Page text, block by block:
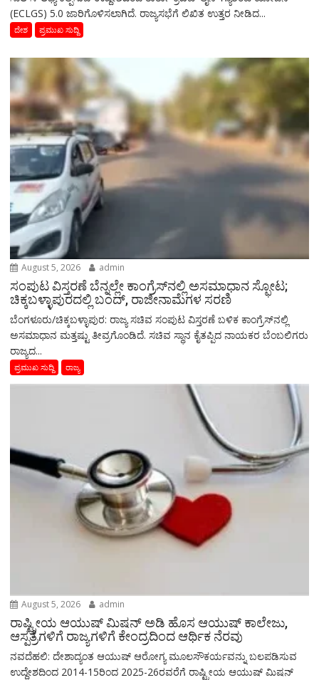
(ECLGS) 5.0 ಜಾರಿಗೊಳಿಸಲಾಗಿದೆ. ರಾಜ್ಯಸಭೆಗೆ ಲಿಖಿತ ಉತ್ತರ ನೀಡಿದ...
ದೇಶ ಪ್ರಮುಖ ಸುದ್ದಿ
August 5, 2026 admin
ಸಂಪುಟ ವಿಸ್ತರಣೆ ಬೆನ್ನಲ್ಲೇ ಕಾಂಗ್ರೆಸ್‌ನಲ್ಲಿ ಅಸಮಾಧಾನ ಸ್ಫೋಟ;
ಚಿಕ್ಕಬಳ್ಳಾಪುರದಲ್ಲಿ ಬಂದ್, ರಾಜೀನಾಮೆಗಳ ಸರಣಿ
ಬೆಂಗಳೂರು/ಚಿಕ್ಕಬಳ್ಳಾಪುರ: ರಾಜ್ಯ ಸಚಿವ ಸಂಪುಟ ವಿಸ್ತರಣೆ ಬಳಿಕ ಕಾಂಗ್ರೆಸ್‌ನಲ್ಲಿ
ಅಸಮಾಧಾನ ಮತ್ತಷ್ಟು ತೀವ್ರಗೊಂಡಿದೆ. ಸಚಿವ ಸ್ಥಾನ ಕೈತಪ್ಪಿದ ನಾಯಕರ ಬೆಂಬಲಿಗರು
ರಾಜ್ಯದ...
ಪ್ರಮುಖ ಸುದ್ದಿ ರಾಜ್ಯ
August 5, 2026 admin
ರಾಷ್ಟ್ರೀಯ ಆಯುಷ್ ಮಿಷನ್ ಅಡಿ ಹೊಸ ಆಯುಷ್ ಕಾಲೇಜು,
ಆಸ್ಪತ್ರೆಗಳಿಗೆ ರಾಜ್ಯಗಳಿಗೆ ಕೇಂದ್ರದಿಂದ ಆರ್ಥಿಕ ನೆರವು
ನವದೆಹಲಿ: ದೇಶಾದ್ಯಂತ ಆಯುಷ್ ಆರೋಗ್ಯ ಮೂಲಸೌಕರ್ಯವನ್ನು ಬಲಪಡಿಸುವ
ಉದ್ದೇಶದಿಂದ 2014-15ರಿಂದ 2025-26ರವರೆಗೆ ರಾಷ್ಟ್ರೀಯ ಆಯುಷ್ ಮಿಷನ್